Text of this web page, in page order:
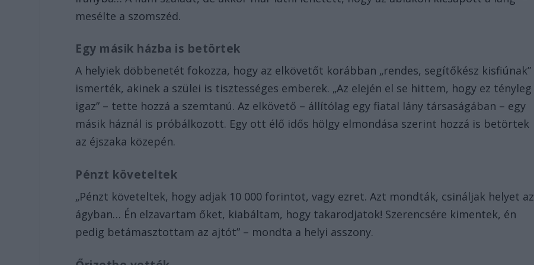
mesélte a szomszéd.
Egy másik házba is betörtek
A helyiek döbbenetét fokozza, hogy az elkövetőt korábban „rendes, segítőkész kisfiúnak”
ismerték, akinek a szülei is tisztességes emberek. „Az elején el se hittem, hogy ez tényleg
igaz” – tette hozzá a szemtanú. Az elkövető – állítólag egy fiatal lány társaságában – egy
másik háznál is próbálkozott. Egy ott élő idős hölgy elmondása szerint hozzá is betörtek
az éjszaka közepén.
Pénzt követeltek
„Pénzt követeltek, hogy adjak 10 000 forintot, vagy ezret. Azt mondták, csináljak helyet az
ágyban… Én elzavartam őket, kiabáltam, hogy takarodjatok! Szerencsére kimentek, én
pedig betámasztottam az ajtót” – mondta a helyi asszony.